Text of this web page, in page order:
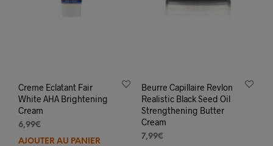
Creme Eclatant Fair
White AHA Brightening
Cream
6,99€
AJOUTER AU PANIER
Beurre Capillaire Revlon
Realistic Black Seed Oil
Strengthening Butter
Cream
7,99€